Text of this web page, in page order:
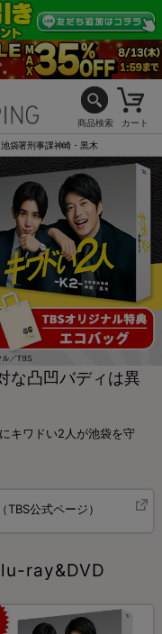
商品検索 カート
袋署刑事課神崎・黒木
な凸凹バディは異
キワドい2人が池袋を守
公式ページ）
ray&DVD